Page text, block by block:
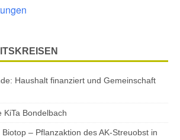
Haushalt finanziert und Gemeinschaft
KiTa Bondelbach
– Pflanzaktion des AK-Streuobst in